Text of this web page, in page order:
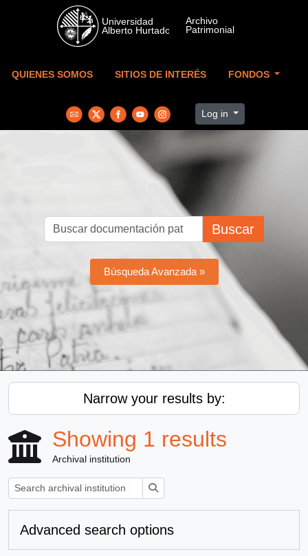
Skip to main content
QUIENES SOMOS SITIOS DE INTERÉS FONDOS
Log in
Buscar
Búsqueda Avanzada »
Narrow your results by:
Showing 1 results
Archival institution
Advanced search options